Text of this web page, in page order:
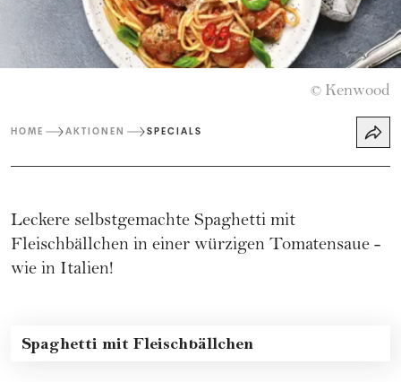
© Kenwood
HOME AKTIONEN SPECIALS
Leckere selbstgemachte Spaghetti mit
Fleischbällchen in einer würzigen Tomatensaue -
wie in Italien!
Spaghetti mit Fleischbällchen